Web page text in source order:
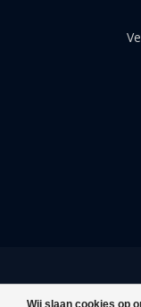
Wij slaan cookies op
©